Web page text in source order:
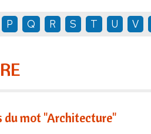
P Q R S T U V
du mot "Architecture"